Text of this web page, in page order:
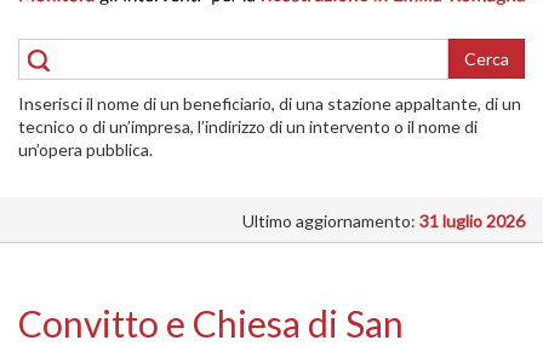
DELLE
ABITAZIONI
RICOSTRUZIONE
ATTIVITÀ
INTERVENTI
SI
Cerca
Inserisci il nome di un beneficiario, di una stazione appaltante, di un
tecnico o di un’impresa, l’indirizzo di un intervento o il nome di
un’opera pubblica.
Ultimo aggiornamento: 31 luglio 2026
Convitto e Chiesa di San